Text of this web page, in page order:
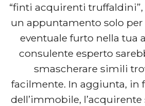
“finti acquirenti
un appuntamento solo
eventuale furto nella tua
consulente esperto
smascherare simili
facilmente. In aggiunta, in
dell’immobile,